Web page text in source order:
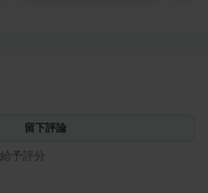
留下評論
給予評分